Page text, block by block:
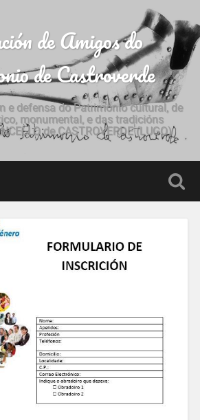
de Amigos do
de Castroverde
e defensa do Patrimonio cultural, de
monumental, e das tradicións
de CASTROVERDE (LUGO)